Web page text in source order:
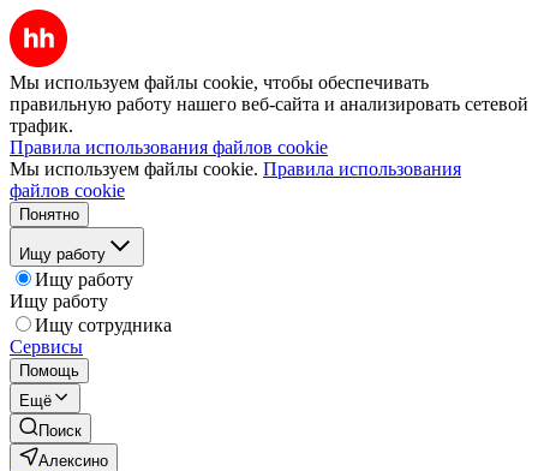
Мы используем файлы cookie, чтобы обеспечивать
правильную работу нашего веб-сайта и анализировать сетевой
трафик.
Правила использования файлов cookie
Мы используем файлы cookie. Правила использования
файлов cookie
Понятно
Ищу работу
Ищу работу
Ищу работу
Ищу сотрудника
Сервисы
Помощь
Ещё
Поиск
Алексино